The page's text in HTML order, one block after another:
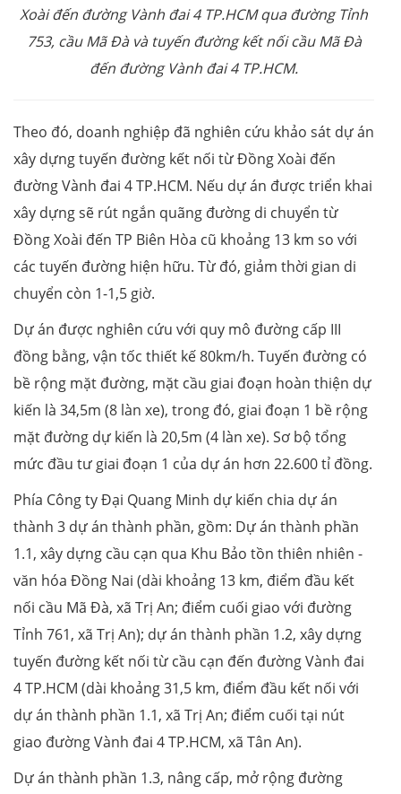
Xoài đến đường Vành đai 4 TP.HCM qua đường Tỉnh
753, cầu Mã Đà và tuyến đường kết nối cầu Mã Đà
đến đường Vành đai 4 TP.HCM.
Theo đó, doanh nghiệp đã nghiên cứu khảo sát dự án
xây dựng tuyến đường kết nối từ Đồng Xoài đến
đường Vành đai 4 TP.HCM. Nếu dự án được triển khai
xây dựng sẽ rút ngắn quãng đường di chuyển từ
Đồng Xoài đến TP Biên Hòa cũ khoảng 13 km so với
các tuyến đường hiện hữu. Từ đó, giảm thời gian di
chuyển còn 1-1,5 giờ.
Dự án được nghiên cứu với quy mô đường cấp III
đồng bằng, vận tốc thiết kế 80km/h. Tuyến đường có
bề rộng mặt đường, mặt cầu giai đoạn hoàn thiện dự
kiến là 34,5m (8 làn xe), trong đó, giai đoạn 1 bề rộng
mặt đường dự kiến là 20,5m (4 làn xe). Sơ bộ tổng
mức đầu tư giai đoạn 1 của dự án hơn 22.600 tỉ đồng.
Phía Công ty Đại Quang Minh dự kiến chia dự án
thành 3 dự án thành phần, gồm: Dự án thành phần
1.1, xây dựng cầu cạn qua Khu Bảo tồn thiên nhiên -
văn hóa Đồng Nai (dài khoảng 13 km, điểm đầu kết
nối cầu Mã Đà, xã Trị An; điểm cuối giao với đường
Tỉnh 761, xã Trị An); dự án thành phần 1.2, xây dựng
tuyến đường kết nối từ cầu cạn đến đường Vành đai
4 TP.HCM (dài khoảng 31,5 km, điểm đầu kết nối với
dự án thành phần 1.1, xã Trị An; điểm cuối tại nút
giao đường Vành đai 4 TP.HCM, xã Tân An).
Dự án thành phần 1.3, nâng cấp, mở rộng đường